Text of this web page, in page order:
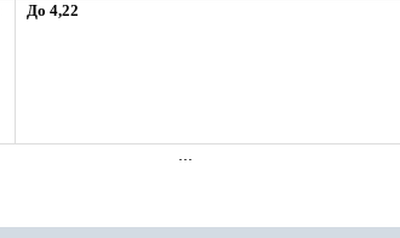
До 4,22